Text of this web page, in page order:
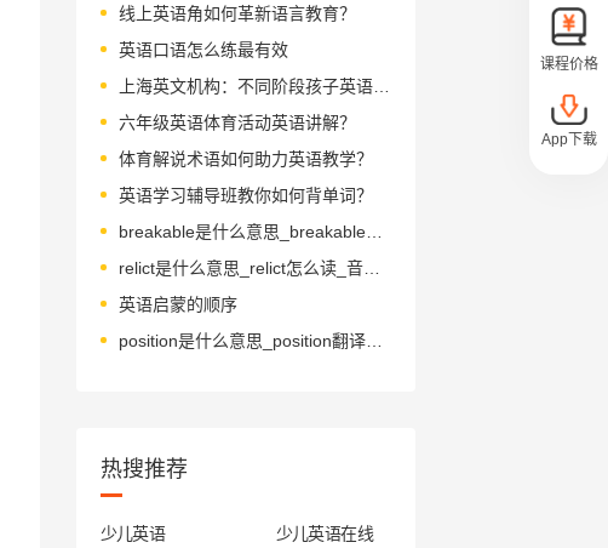
线上英语角如何革新语言教育？
英语口语怎么练最有效
上海英文机构：不同阶段孩子英语写作的要求
六年级英语体育活动英语讲解？
体育解说术语如何助力英语教学？
英语学习辅导班教你如何背单词？
breakable是什么意思_breakable怎么读_音标ˈbreɪkəbl
relict是什么意思_relict怎么读_音标'relɪkt
英语启蒙的顺序
position是什么意思_position翻译_读音_用法_翻译
热搜推荐
少儿英语
少儿英语在线
课程价格
App下载